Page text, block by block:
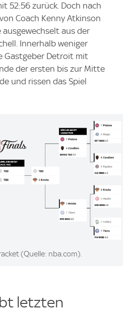
52:56 zurück. Doch nach
Coach Kenny Atkinson
ausgewechselt aus der
Innerhalb weniger
Gastgeber Detroit mit
der ersten bis zur Mitte
und rissen das Spiel
(Quelle: nba.com).
letzten